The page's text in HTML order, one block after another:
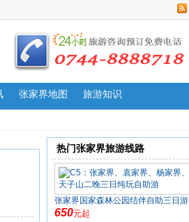
张家界地图 旅游知识
热门张家界旅游线路
张家界国家森林公园结伴自助三日游
650元起